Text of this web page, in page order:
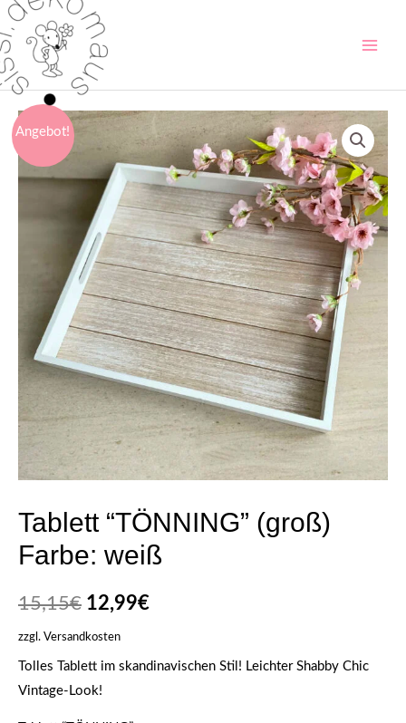
Angebot!
Tablett “TÖNNING” (groß)
Farbe: weiß
15,15€ 12,99€
zzgl. Versandkosten
Tolles Tablett im skandinavischen Stil! Leichter Shabby Chic
Vintage-Look!